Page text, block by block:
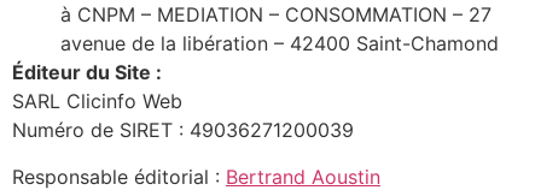
à CNPM – MEDIATION – CONSOMMATION – 27
avenue de la libération – 42400 Saint-Chamond
Éditeur du Site :
SARL Clicinfo Web
Numéro de SIRET : 49036271200039
Responsable éditorial : Bertrand Aoustin